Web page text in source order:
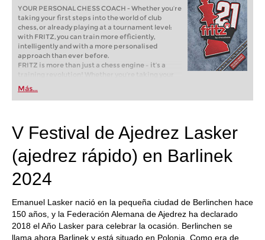
YOUR PERSONAL CHESS COACH - Whether you’re
taking your first steps into the world of club
chess, or already playing at a tournament level:
with FRITZ, you can train more efficiently,
intelligently and with a more personalised
approach than ever before.
FRITZ is more than just a chess engine – it’s a
training revolution! Whether you’re taking your
first steps into the world of club chess, or already
playing at a tournament level: with FRITZ, you can
train more efficiently, intelligently and with a
Más...
V Festival de Ajedrez Lasker
(ajedrez rápido) en Barlinek
2024
Emanuel Lasker nació en la pequeña ciudad de Berlinchen hace
150 años, y la Federación Alemana de Ajedrez ha declarado
2018 el Año Lasker para celebrar la ocasión. Berlinchen se
llama ahora Barlinek y está situado en Polonia. Como era de